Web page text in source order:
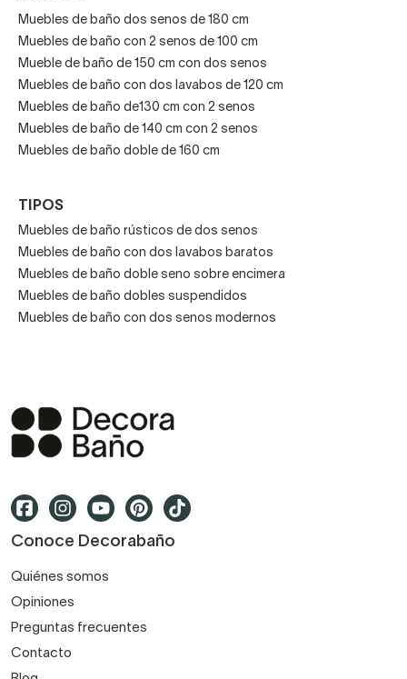
En cuanto a funcionalidad, aseguran una mayor armonía en
el uso del baño cuando este se comparte. Un puesto para
cada usuarioasegura una mejor convivialidad.
muebles de baño de doble seno son
armónicos por su simetría visual,
Comprar mueble de baño online
que pedirla! Contacta con nosotros y te ayudaremos a
conseguir el baño de tus sueños.
Muebles de baño dos senos de 180 cm
Muebles de baño con 2 senos de 100 cm
Mueble de baño de 150 cm con dos senos
Muebles de baño con dos lavabos de 120 cm
Muebles de baño de130 cm con 2 senos
Muebles de baño de 140 cm con 2 senos
Muebles de baño doble de 160 cm
TIPOS
Muebles de baño rústicos de dos senos
Muebles de baño con dos lavabos baratos
Muebles de baño doble seno sobre encimera
Muebles de baño dobles suspendidos
Muebles de baño con dos senos modernos
Conoce Decorabaño
Quiénes somos
Opiniones
Preguntas frecuentes
Contacto